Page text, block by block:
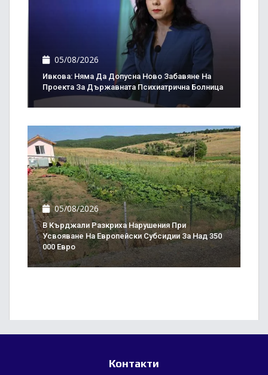
05/08/2026
Ивкова: Няма Да Допусна Ново Забавяне На
Проекта За Държавната Психиатрична Болница
05/08/2026
В Кърджали Разкриха Нарушения При
Усвояване На Европейски Субсидии За Над 350
000 Евро
Контакти